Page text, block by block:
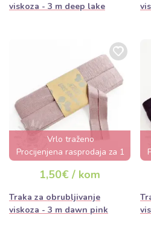
viskoza - 3 m deep lake
Vrlo traženo
Procijenjena rasprodaja za 1
dan
1,50€ / kom
Traka za obrubljivanje
viskoza - 3 m dawn pink